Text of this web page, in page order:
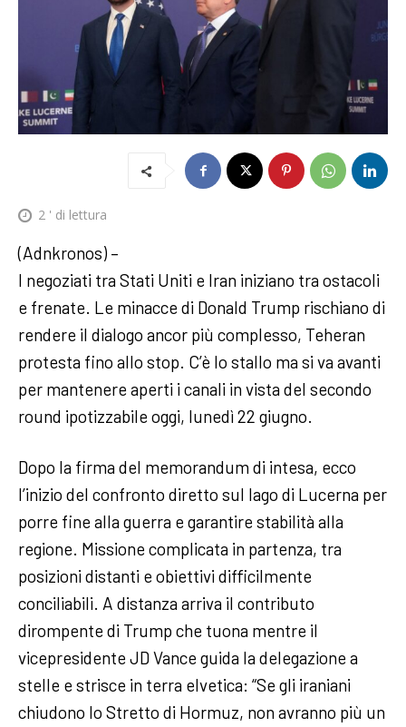
2 ' di lettura
(Adnkronos) –
I negoziati tra Stati Uniti e Iran iniziano tra ostacoli
e frenate. Le minacce di Donald Trump rischiano di
rendere il dialogo ancor più complesso, Teheran
protesta fino allo stop. C’è lo stallo ma si va avanti
per mantenere aperti i canali in vista del secondo
round ipotizzabile oggi, lunedì 22 giugno.
Dopo la firma del memorandum di intesa, ecco
l’inizio del confronto diretto sul lago di Lucerna per
porre fine alla guerra e garantire stabilità alla
regione. Missione complicata in partenza, tra
posizioni distanti e obiettivi difficilmente
conciliabili. A distanza arriva il contributo
dirompente di Trump che tuona mentre il
vicepresidente JD Vance guida la delegazione a
stelle e strisce in terra elvetica: “Se gli iraniani
chiudono lo Stretto di Hormuz, non avranno più un